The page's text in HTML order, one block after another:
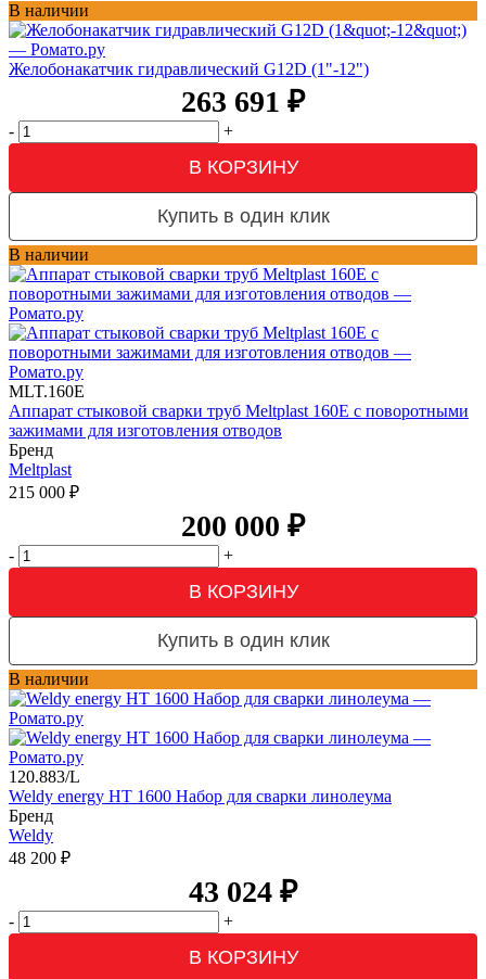
В наличии
Желобонакатчик гидравлический G12D (1"-12")
263 691 ₽
- +
В КОРЗИНУ
Купить в один клик
В наличии
MLT.160E
Аппарат стыковой сварки труб Meltplast 160Е с поворотными
зажимами для изготовления отводов
Бренд
Meltplast
215 000 ₽
200 000 ₽
- +
В КОРЗИНУ
Купить в один клик
В наличии
120.883/L
Weldy energy HT 1600 Набор для сварки линолеума
Бренд
Weldy
48 200 ₽
43 024 ₽
- +
В КОРЗИНУ